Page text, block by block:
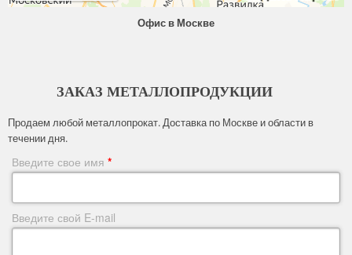
Офис в Москве
ЗАКАЗ МЕТАЛЛОПРОДУКЦИИ
Продаем любой металлопрокат. Доставка по Москве и области в
течении дня.
Введите свое имя *
Введите свой E-mail